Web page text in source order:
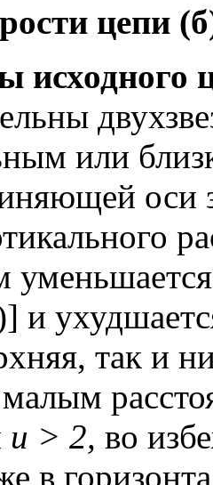
цепи
исходного
или
оси
и
так и
малым
u > 2, во
в